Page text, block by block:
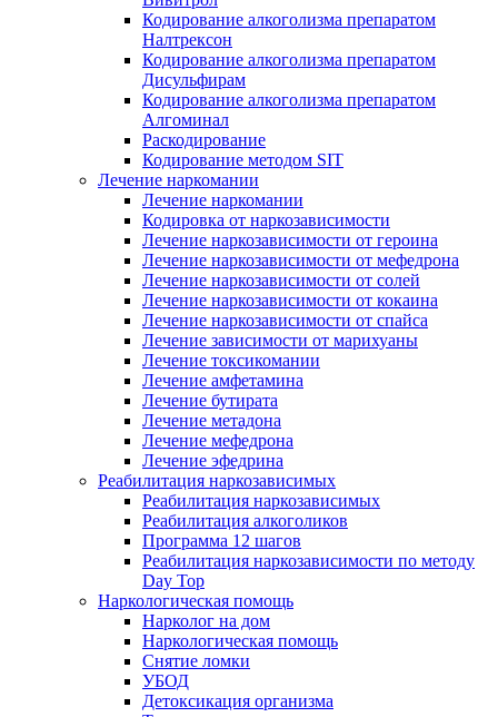
Кодирование алкоголизма препаратом
Налтрексон
Кодирование алкоголизма препаратом
Дисульфирам
Кодирование алкоголизма препаратом
Алгоминал
Раскодирование
Кодирование методом SIT
Лечение наркомании
Лечение наркомании
Кодировка от наркозависимости
Лечение наркозависимости от героина
Лечение наркозависимости от мефедрона
Лечение наркозависимости от солей
Лечение наркозависимости от кокаина
Лечение наркозависимости от спайса
Лечение зависимости от марихуаны
Лечение токсикомании
Лечение амфетамина
Лечение бутирата
Лечение метадона
Лечение мефедрона
Лечение эфедрина
Реабилитация наркозависимых
Реабилитация наркозависимых
Реабилитация алкоголиков
Программа 12 шагов
Реабилитация наркозависимости по методу
Day Top
Наркологическая помощь
Нарколог на дом
Наркологическая помощь
Снятие ломки
УБОД
Детоксикация организма